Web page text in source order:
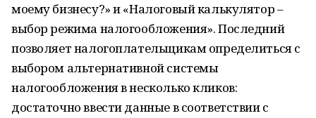
моему бизнесу?» и «Налоговый калькулятор –
выбор режима налогообложения». Последний
позволяет налогоплательщикам определиться с
выбором альтернативной системы
налогообложения в несколько кликов:
достаточно ввести данные в соответствии с